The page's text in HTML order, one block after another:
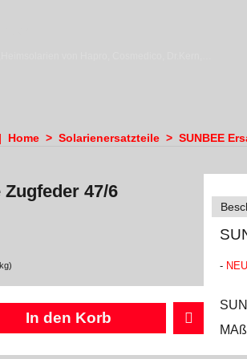
| Home > Solarienersatzteile > SUNBEE
Zugfeder 47/6
kg
In den Korb
-